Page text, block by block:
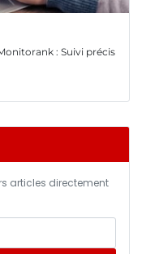
: Suivi précis
articles directement